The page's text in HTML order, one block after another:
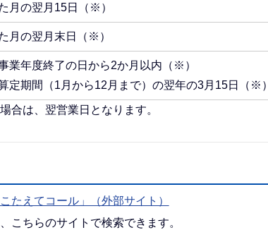
月の翌月15日（※）
月の翌月末日（※）
業年度終了の日から2か月以内（※）
定期間（1月から12月まで）の翌年の3月15日（※）
合は、翌営業日となります。
たえてコール」（外部サイト）
こちらのサイトで検索できます。